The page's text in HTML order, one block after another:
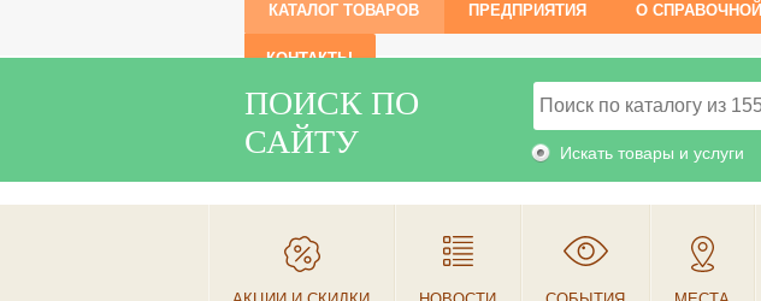
КАТАЛОГ ТОВАРОВ ПРЕДПРИЯТИЯ О СПРАВОЧНОЙ
КОНТАКТЫ
ПОИСК ПО
САЙТУ
Искать товары и услуги